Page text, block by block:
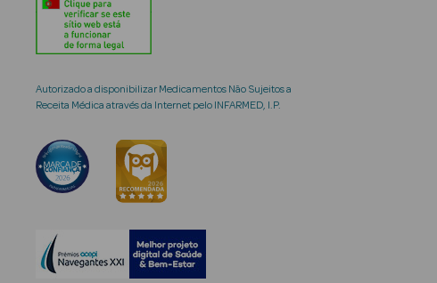
Autorizado a disponibilizar Medicamentos Não Sujeitos a
Receita Médica através da Internet pelo INFARMED, I.P.